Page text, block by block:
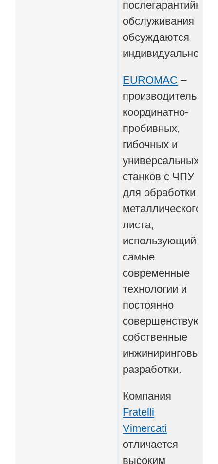
послегарантийного
обслуживания
обсуждаются
индивидуально.
EUROMAC –
производитель
координатно-
пробивных,
гибочных и
универсальных
станков с ЧПУ
для обработки
металлического
листа,
использующий
самые
современные
технологии и
постоянно
собственные
инжиниринговые
разработки.
Компания
Fratelli
Vimercati
отличается
высоким